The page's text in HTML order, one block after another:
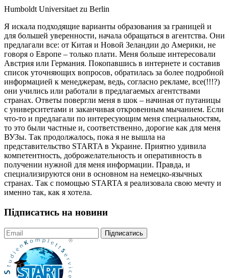
Humboldt Universitaet zu Berlin
Я искала подходящие варианты образования за границей и
для большей уверенности, начала обращаться в агентства. Они
предлагали все: от Китая и Новой Зеландии до Америки, не
говоря о Европе – только плати. Меня больше интересовали
Австрия или Германия. Покопавшись в интернете и составив
список уточняющих вопросов, обратилась за более подробной
информацией к менеджерам, ведь, согласно рекламе, все(!!!?)
они учились или работали в предлагаемых агентствами
странах. Ответы повергли меня в шок – начиная от путаницы
с университетами и заканчивая откровенным мычанием. Если
что-то и предлагали по интересующим меня специальностям,
то это были частные и, соответственно, дорогие как для меня
ВУЗы. Так продолжалось, пока я не вышла на
представительство STARTA в Украине. Приятно удивила
компетентность, доброжелательность и оперативность в
получении нужной для меня информации. Правда, и
специализируются они в основном на немецко-язычных
странах. Так с помощью STARTA я реализовала свою мечту и
именно так, как я хотела.
Підписатись на новини
Підписатись